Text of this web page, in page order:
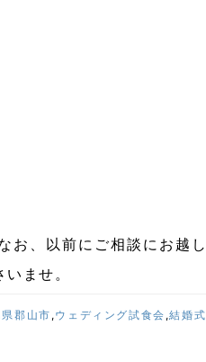
お、以前にご相談にお越し
ませ。
郡山市 ,ウェディング試食会 ,結婚式